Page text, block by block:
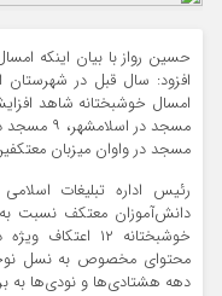
مسجد در واوان میزبان
رئیس اداره تبلیغات
دانش‌آموزان معتکف نسبت
خوشبختانه ۱۲
محتوای مخصوص به نسل
دهه هشتاد‌ی‌ها و نودی‌ها به